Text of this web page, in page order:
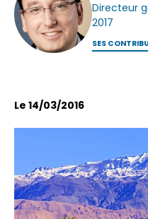
Directeur
2017
SES
Le 14/03/2016